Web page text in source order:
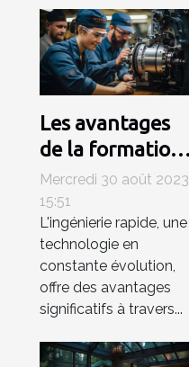
Les avantages
de la formation
en ingénierie
rapide
Mercredi 30 août 2023
15:51
L'ingénierie rapide, une
technologie en
constante évolution,
offre des avantages
significatifs à travers...